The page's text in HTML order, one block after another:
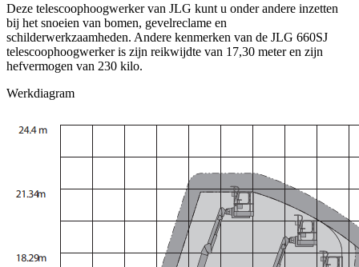
Deze telescoophoogwerker van JLG kunt u onder andere inzetten
bij het snoeien van bomen, gevelreclame en
schilderwerkzaamheden. Andere kenmerken van de JLG 660SJ
telescoophoogwerker is zijn reikwijdte van 17,30 meter en zijn
hefvermogen van 230 kilo.
Werkdiagram